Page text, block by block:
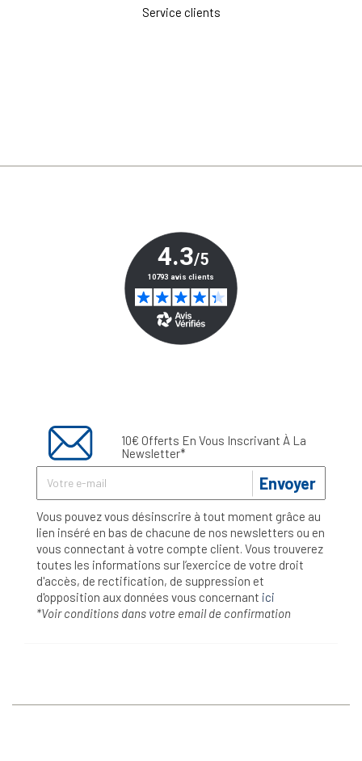
Service clients
10€ Offerts En Vous Inscrivant À La
Newsletter*
Envoyer
Vous pouvez vous désinscrire à tout moment grâce au
lien inséré en bas de chacune de nos newsletters ou en
vous connectant à votre compte client. Vous trouverez
toutes les informations sur l’exercice de votre droit
d'accès, de rectification, de suppression et
d'opposition aux données vous concernant ici
*Voir conditions dans votre email de confirmation